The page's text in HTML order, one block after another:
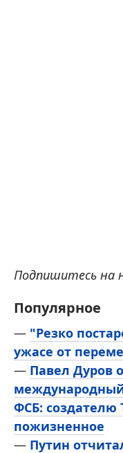
Подпишитесь на
Популярное
— "Резко
ужасе от
— Павел Дуров
ФСБ: создателю
пожизненное
— Путин